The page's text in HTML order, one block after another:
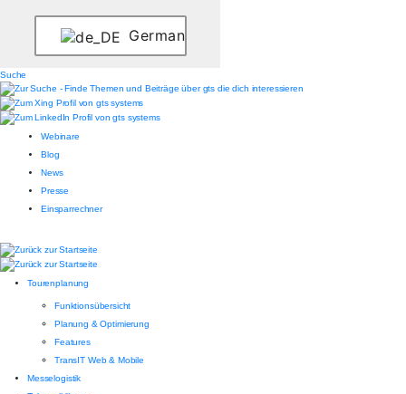
German
Suche
Webinare
Blog
News
Presse
Einsparrechner
Tourenplanung
Funktionsübersicht
Planung & Optimierung
Features
TransIT Web & Mobile
Messelogistik